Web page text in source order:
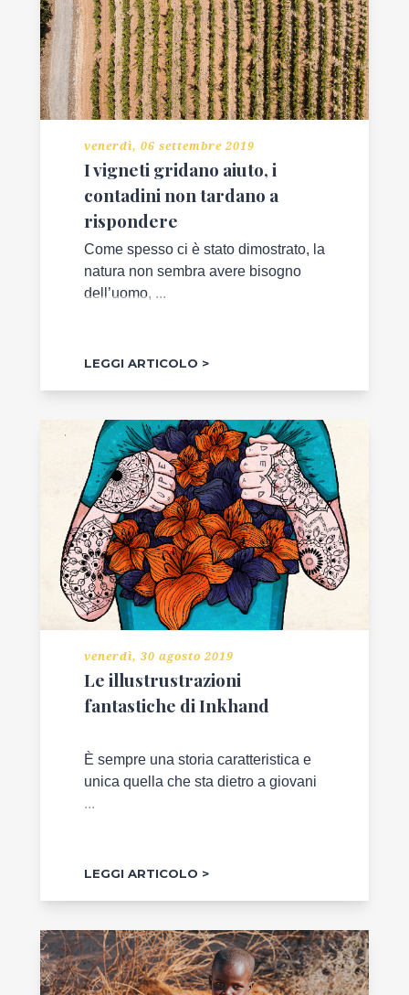
venerdì, 06 settembre 2019
I vigneti gridano aiuto, i
contadini non tardano a
rispondere
Come spesso ci è stato dimostrato, la
natura non sembra avere bisogno
dell’uomo, ...
LEGGI ARTICOLO
venerdì, 30 agosto 2019
Le illustrustrazioni
fantastiche di Inkhand
È sempre una storia caratteristica e
unica quella che sta dietro a giovani
...
LEGGI ARTICOLO